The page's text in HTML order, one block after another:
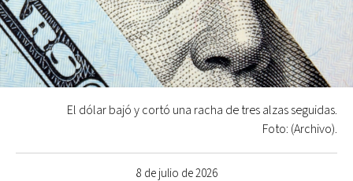
8 de julio de 2026
El dólar bajó y cortó una racha de tres alzas seguidas.
Foto: (Archivo).